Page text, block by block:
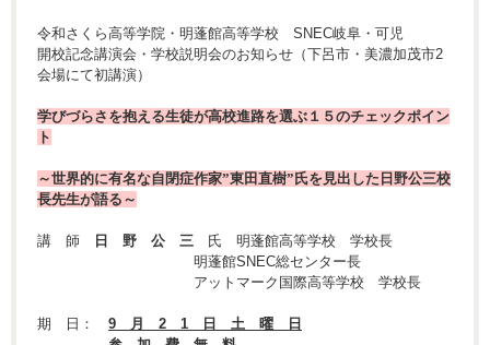
令和さくら高等学院・明蓬館高等学校 SNEC岐阜・可児
開校記念講演会・学校説明会のお知らせ（下呂市・美濃加茂市2
会場にて初講演）
学びづらさを抱える生徒が高校進路を選ぶ１５のチェックポイン
ト
～世界的に有名な自閉症作家”東田直樹”氏を見出した日野公三校
長先生が語る～
講 師 日 野 公 三 氏 明蓬館高等学校 学校長
明蓬館SNEC総センター長
アットマーク国際高等学校 学校長
期 日： 9 月 2 1 日 土 曜 日